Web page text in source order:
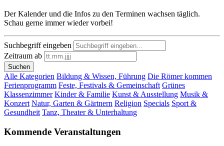
Der Kalender und die Infos zu den Terminen wachsen täglich.
Schau gerne immer wieder vorbei!
Suchbegriff eingeben
Zeitraum ab
Suchen
Alle Kategorien Bildung & Wissen, Führung Die Römer kommen
Ferienprogramm Feste, Festivals & Gemeinschaft Grünes
Klassenzimmer Kinder & Familie Kunst & Ausstellung Musik &
Konzert Natur, Garten & Gärtnern Religion Specials Sport &
Gesundheit Tanz, Theater & Unterhaltung
Kommende Veranstaltungen